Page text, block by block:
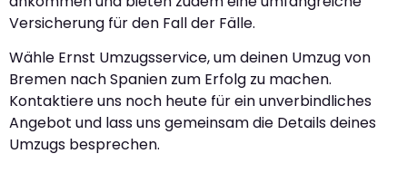
Versicherung für den Fall der Fälle.
Wähle Ernst Umzugsservice, um deinen Umzug von
Bremen nach Spanien zum Erfolg zu machen.
Kontaktiere uns noch heute für ein unverbindliches
Angebot und lass uns gemeinsam die Details deines
Umzugs besprechen.